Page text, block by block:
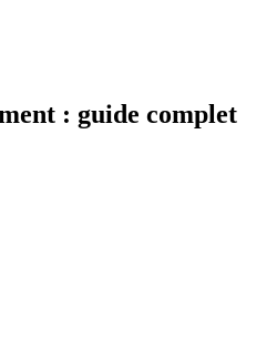
: guide complet